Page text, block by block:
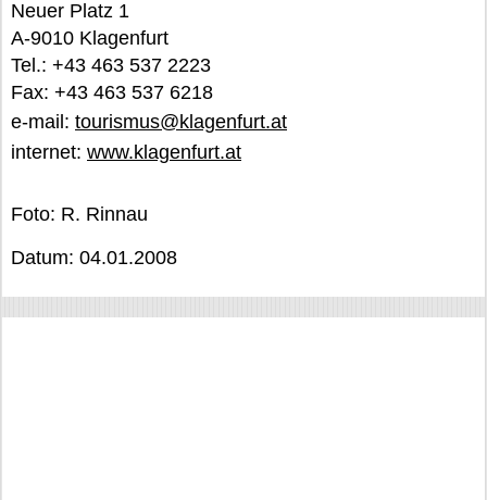
Neuer Platz 1
A-9010 Klagenfurt
Tel.: +43 463 537 2223
Fax: +43 463 537 6218
e-mail: tourismus@klagenfurt.at
internet: www.klagenfurt.at
Foto: R. Rinnau
Datum: 04.01.2008